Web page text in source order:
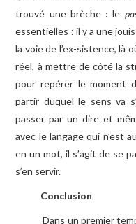
trouvé une brèche : le
essentielles : il y a une
la voie de l’ex-sistence, là
réel, à mettre de côté la
pour repérer le moment
partir duquel le sens va
passer par un dire et
avec le langage qui n’est
en un mot, il s’agit de se
s’en servir.
Conclusion
Dans un premier